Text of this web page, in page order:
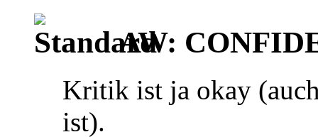
AW:
Kritik ist ja okay
ist).